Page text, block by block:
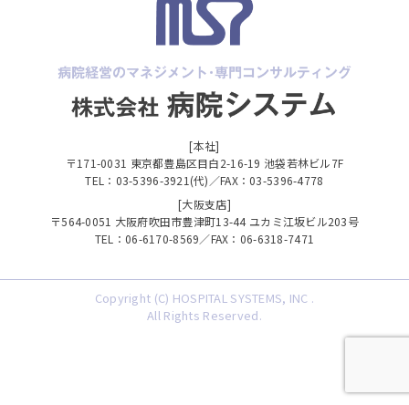
[本社]
〒171-0031 東京都豊島区目白2-16-19 池袋若林ビル7F
TEL：03-5396-3921(代)／FAX：03-5396-4778
[大阪支店]
〒564-0051 大阪府吹田市豊津町13-44 ユカミ江坂ビル203号
TEL：06-6170-8569／FAX：06-6318-7471
Copyright (C) HOSPITAL SYSTEMS, INC .
All Rights Reserved.